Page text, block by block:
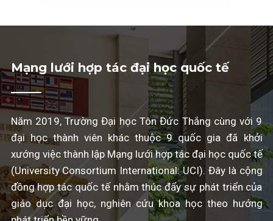
Mạng lưới hợp tác đại học quốc tế
Năm 2019, Trường Đại học Tôn Đức Thắng cùng với 9
đại học thành viên khác thuộc 9 quốc gia đã khởi
xướng việc thành lập Mạng lưới hợp tác đại học quốc tế
(University Consortium International: UCI). Đây là cộng
đồng hợp tác quốc tế nhằm thúc đẩy sự phát triển của
giáo dục đại học, nghiên cứu khoa học theo hướng